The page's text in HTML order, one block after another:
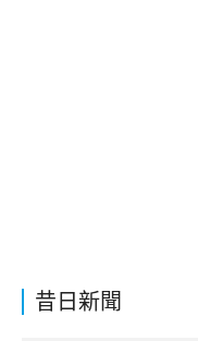
昔日新聞